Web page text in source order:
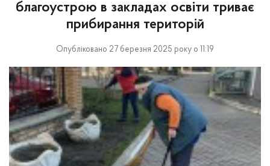
благоустрою в закладах освіти триває
прибирання територій
Опубліковано 27 березня 2025 року о 11:19